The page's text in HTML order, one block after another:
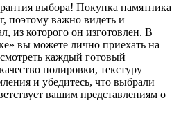
выбора! Покупка памятника
поэтому важно видеть и
из которого он изготовлен. В
вы можете лично приехать на
каждый готовый
полировки, текстуру
и убедитесь, что выбрали
вашим представлениям о